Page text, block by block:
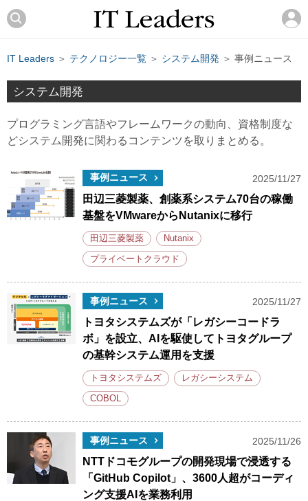
IT Leaders ＞ テクノロジー一覧 ＞ システム開発 ＞ 事例ニュース
システム開発
プログラミング言語やフレームワークの動向、資格制度な
どシステム開発に関わるコンテンツを取りまとめる。
事例ニュース 2025/11/27
田辺三菱製薬、創薬系システム70台の稼働
基盤をVMwareからNutanixに移行
田辺三菱製薬 Nutanix
プライベートクラウド
事例ニュース 2025/11/27
トヨタシステムズが「レガシーコードラ
ボ」を設立、AIを駆使してトヨタグループ
の基幹システム運用を支援
トヨタシステムズ レガシーシステム
COBOL
事例ニュース 2025/11/26
NTTドコモグループの開発現場で浸透する
「GitHub Copilot」、3600人超がコーディ
ング支援AIを業務利用